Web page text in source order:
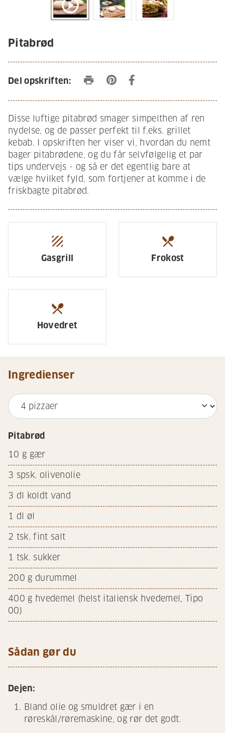
play_circle_outline
Pitabrød
Del opskriften: print
Disse luftige pitabrød smager simpelthen af ren
nydelse, og de passer perfekt til f.eks. grillet
kebab. I opskriften her viser vi, hvordan du nemt
bager pitabrødene, og du får selvfølgelig et par
tips undervejs - og så er det egentlig bare at
vælge hvilket fyld, som fortjener at komme i de
friskbagte pitabrød.
texture
Gasgrill
restaurant_menu
Frokost
restaurant_menu
Hovedret
Ingredienser
Pitabrød
10 g gær
3 spsk. olivenolie
3 dl koldt vand
1 dl øl
2 tsk. fint salt
1 tsk. sukker
200 g durummel
400 g hvedemel (helst italiensk hvedemel, Tipo
00)
Sådan gør du
Dejen:
Bland olie og smuldret gær i en
røreskål/røremaskine, og rør det godt.